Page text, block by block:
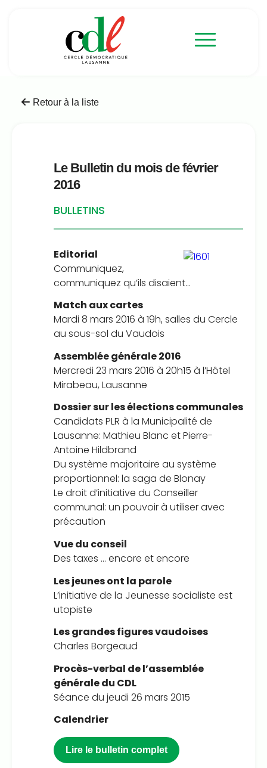
Retour à la liste
Le Bulletin du mois de février
2016
BULLETINS
Editorial
Communiquez,
communiquez qu’ils disaient…
Match aux cartes
Mardi 8 mars 2016 à 19h, salles du Cercle
au sous-sol du Vaudois
Assemblée générale 2016
Mercredi 23 mars 2016 à 20h15 à l’Hôtel
Mirabeau, Lausanne
Dossier sur les élections communales
Candidats PLR à la Municipalité de
Lausanne: Mathieu Blanc et Pierre-
Antoine Hildbrand
Du système majoritaire au système
proportionnel: la saga de Blonay
Le droit d’initiative du Conseiller
communal: un pouvoir à utiliser avec
précaution
Vue du conseil
Des taxes … encore et encore
Les jeunes ont la parole
L’initiative de la Jeunesse socialiste est
utopiste
Les grandes figures vaudoises
Charles Borgeaud
Procès-verbal de l’assemblée
générale du CDL
Séance du jeudi 26 mars 2015
Calendrier
Lire le bulletin complet